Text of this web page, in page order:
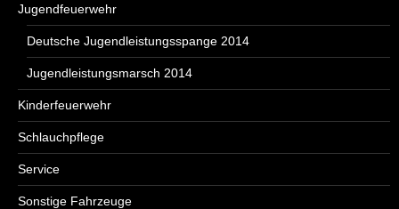
Jugendfeuerwehr
Deutsche Jugendleistungsspange 2014
Jugendleistungsmarsch 2014
Kinderfeuerwehr
Schlauchpflege
Service
Sonstige Fahrzeuge